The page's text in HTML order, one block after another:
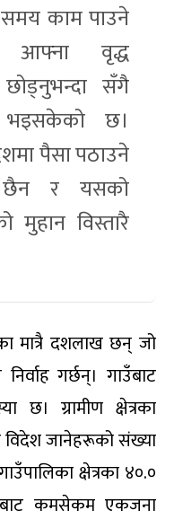
काम पाउने
आफ्ना वृद्ध
सँगै
छ।
पैसा पठाउने
र यसको
मुहान विस्तारै
मात्रै दशलाख छन् जो
गर्छन्। गाउँबाट
छ। ग्रामीण क्षेत्रका
विदेश जानेहरूको संख्या
क्षेत्रका ४०.०
कमसेकम एकजना